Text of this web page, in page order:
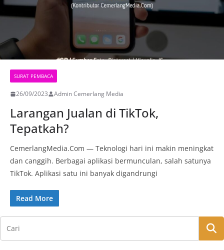
SURAT PEMBACA
26/09/2023 Admin Cemerlang Media
Larangan Jualan di TikTok,
Tepatkah?
CemerlangMedia.Com — Teknologi hari ini makin meningkat
dan canggih. Berbagai aplikasi bermunculan, salah satunya
TikTok. Aplikasi satu ini banyak digandrungi
Read More